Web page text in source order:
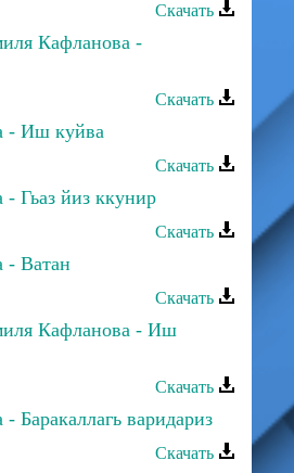
Скачать
Кафланова -
Скачать
- Иш куйва
Скачать
Гьаз йиз ккунир
Скачать
- Ватан
Скачать
Кафланова - Иш
Скачать
Баракаллагь варидариз
Скачать